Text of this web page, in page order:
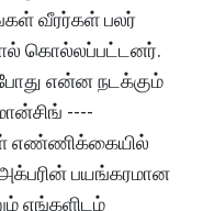
வீரர்கள் பலர்
கொல்லப்பட்டனர்.
என்ன நடக்கும்
----
எண்ணிக்கையில்
பயங்கரமான